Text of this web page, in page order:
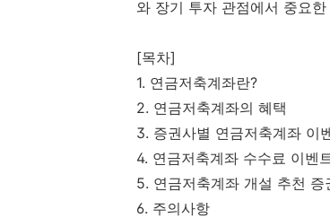
와 장기 투자 관점에서 중요
[목차]
1. 연금저축계좌란?
2. 연금저축계좌의 혜택
3. 증권사별 연금저축계좌 이
4. 연금저축계좌 수수료 이벤
5. 연금저축계좌 개설 추천 증
6. 주의사항